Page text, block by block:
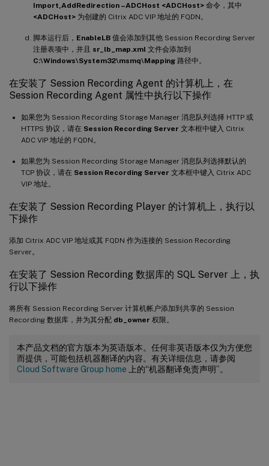
Import,AddRedirection –ADCHost <ADCHost> 命令，其中
<ADCHost> 为创建的 Citrix ADC VIP 地址的 FQDN。
脚本运行后， EnableLB 值会添加到其他 Session Recording Server
注册表项中，并且 sr_lb_map.xml 文件会添加到
C:\Windows\System32\msmq\Mapping 路径中。
在安装了 Session Recording Agent 的计算机上，在
Session Recording Agent 属性中执行以下操作
如果您为 Session Recording Storage Manager 消息队列选择 HTTP 或
HTTPS 协议，请在 Session Recording Server 文本框中键入 Citrix
ADC VIP 地址的 FQDN。
如果您为 Session Recording Storage Manager 消息队列选择默认的
TCP 协议，请在 Session Recording Server 文本框中键入 Citrix ADC
VIP 地址。
在安装了 Session Recording Player 的计算机上，执行以
下操作
添加 Citrix ADC VIP 地址或其 FQDN 作为连接的 Session Recording
Server。
在安装了 Session Recording 数据库的 SQL Server 上，执
行以下操作
将所有 Session Recording Server 计算机帐户添加到共享的 Session
Recording 数据库，并为其分配 db_owner 权限。
本产品文档的官方版本为英语版本。任何非英语版本仅为方便您
而提供，可能包括机器翻译的内容。有关详细信息，请参阅
Cloud Software Group home 上的“机器翻译免责声明”。